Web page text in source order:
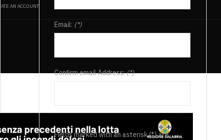
AN ACCOUNT
Email: (*)
Confirm email Address:(*)
Fields marked with an asterisk (*) are